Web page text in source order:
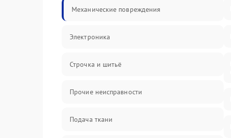
Механические повреждения
Электроника
Строчка и шитьё
Прочие неисправности
Подача ткани